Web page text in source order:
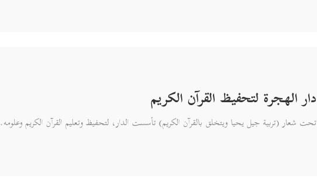
دار الهجرة لتحفيظ القرآن الكريم
تحت شعار (تربية جيل يحيا ويتخلق بالقرآن الكريم) تأسست الدار، لتحفيظ وتعليم القرآن الكريم وعلومه.